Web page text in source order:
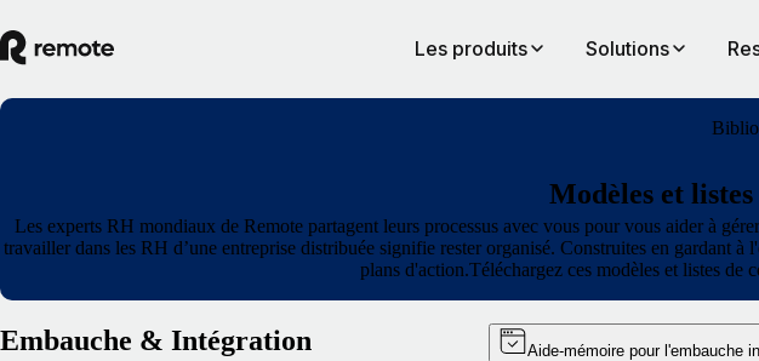
Les produits Solutions
Modèles et
Les experts RH mondiaux de Remote partagent leurs processus avec vous pour vous aider à
travailler dans les RH d’une entreprise distribuée signifie rester organisé. Construites en gardant
plans d'action.Téléchargez ces modèles et listes de
Embauche & Intégration Aide-mémoire pour l'embauche